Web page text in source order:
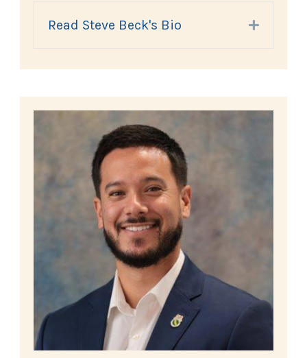
Read Steve Beck's Bio Expand